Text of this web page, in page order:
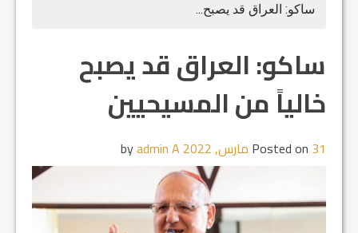
ساكو: العراق قد يصبح...
ساكو: العراق قد يصبح
خالياً من المسيحيين
Posted on 31 مارس, 2022 admin A